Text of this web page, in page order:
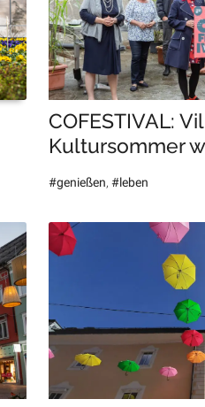
COFESTIVAL:
Kultursommer
#genießen, #leben